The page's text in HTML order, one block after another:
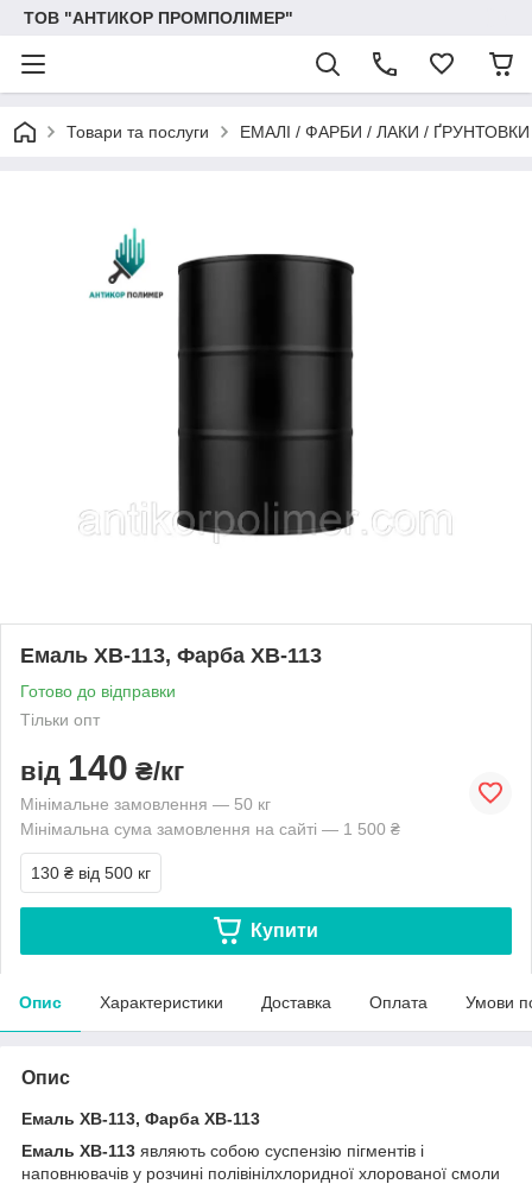
ТОВ "АНТИКОР ПРОМПОЛІМЕР"
Товари та послуги ЕМАЛІ / ФАРБИ / ЛАКИ /
Емаль ХВ-113, Фарба ХВ-113
Готово до відправки
Тільки опт
від 140 ₴/кг
Мінімальне замовлення — 50 кг
Мінімальна сума замовлення на сайті — 1 500 ₴
130 ₴ від 500 кг
Купити
Опис Характеристики Доставка Оплата Умови
Опис
Емаль ХВ-113, Фарба ХВ-113
Емаль ХВ-113 являють собою суспензію пігментів і
наповнювачів у розчині полівінілхлоридної хлорованої смоли